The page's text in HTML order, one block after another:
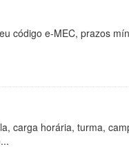
código e-MEC, prazos
carga horária, turma,